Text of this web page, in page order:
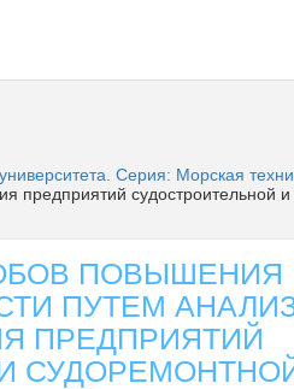
Серия: Морская
предприятий судостроительной
ПОВЫШЕНИЯ
ПУТЕМ
ПРЕДПРИЯТИЙ